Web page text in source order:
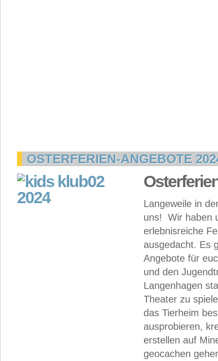
OSTERFERIEN-ANGEBOTE
Langeweile in
uns! Wir haben
erlebnisreiche
ausgedacht. Es
Angebote für
und den
Langenhagen
Theater zu
das Tierheim
ausprobieren,
erstellen auf
geocachen